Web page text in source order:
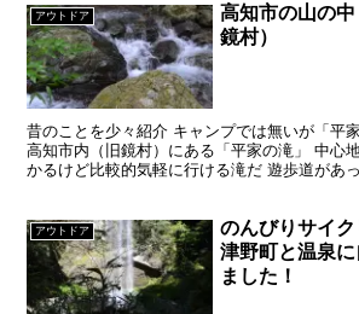
アウトドア
高知市の山の
鏡村）
昔のことを少々紹介 キャンプでは無いが「平
高知市内（旧鏡村）にある「平家の滝」 中心
かるけど比較的気軽に行ける滝だ 遊歩道があ
アウトドア
のんびりサイ
津野町と温泉
ました！